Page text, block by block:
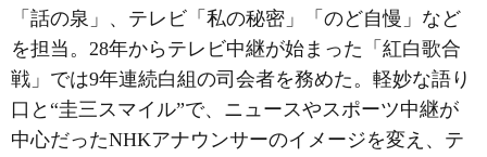
「話の泉」、テレビ「私の秘密」「のど自慢」など
を担当。28年からテレビ中継が始まった「紅白歌合
戦」では9年連続白組の司会者を務めた。軽妙な語り
口と“圭三スマイル”で、ニュースやスポーツ中継が
中心だったNHKアナウンサーのイメージを変え、テ